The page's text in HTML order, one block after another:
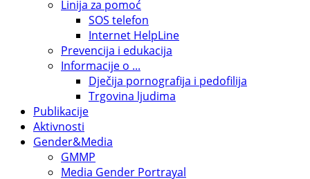
Linija za pomoć
SOS telefon
Internet HelpLine
Prevencija i edukacija
Informacije o ...
Dječija pornografija i pedofilija
Trgovina ljudima
Publikacije
Aktivnosti
Gender&Media
GMMP
Media Gender Portrayal